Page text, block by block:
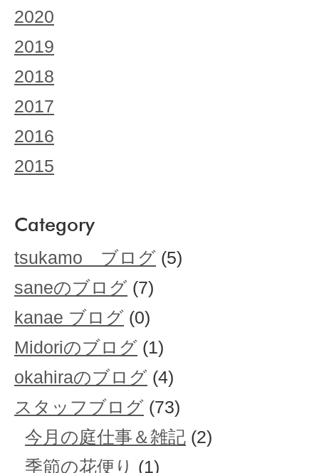
2020
2019
2018
2017
2016
2015
Category
tsukamo ブログ (5)
saneのブログ (7)
kanae ブログ (0)
Midoriのブログ (1)
okahiraのブログ (4)
スタッフブログ (73)
今月の庭仕事＆雑記 (2)
季節の花便り (1)